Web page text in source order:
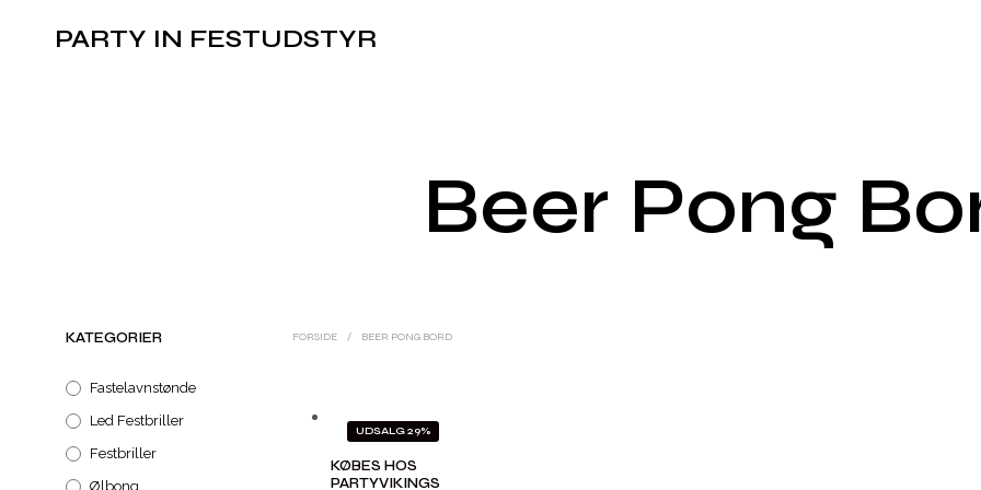
PARTY IN FESTUDSTYR
Beer Pong
KATEGORIER
Fastelavnstønde
Led Festbriller
Festbriller
Ølbong
FORSIDE / BEER PONG BORD
UDSALG 29%
KØBES HOS
PARTYVIKINGS